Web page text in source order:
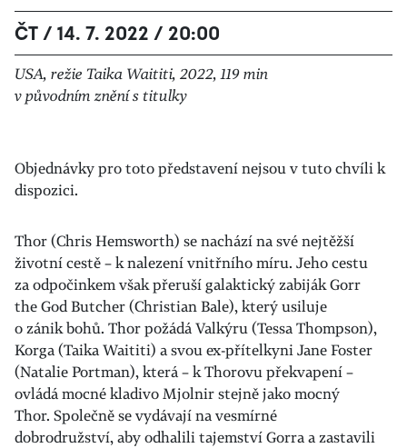
ČT / 14. 7. 2022 / 20:00
USA, režie Taika Waititi, 2022, 119 min
v původním znění s titulky
Objednávky pro toto představení nejsou v tuto chvíli k
dispozici.
Thor (Chris Hemsworth) se nachází na své nejtěžší
životní cestě – k nalezení vnitřního míru. Jeho cestu
za odpočinkem však přeruší galaktický zabiják Gorr
the God Butcher (Christian Bale), který usiluje
o zánik bohů. Thor požádá Valkýru (Tessa Thompson),
Korga (Taika Waititi) a svou ex-přítelkyni Jane Foster
(Natalie Portman), která – k Thorovu překvapení –
ovládá mocné kladivo Mjolnir stejně jako mocný
Thor. Společně se vydávají na vesmírné
dobrodružství, aby odhalili tajemství Gorra a zastavili